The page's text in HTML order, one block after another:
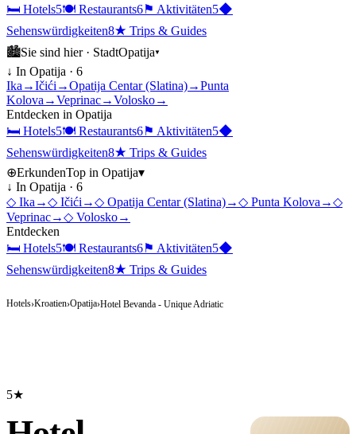
🛏 Hotels5🍽 Restaurants6⚑ Aktivitäten5◆
Sehenswürdigkeiten8★ Trips & Guides
🏙Sie sind hier · StadtOpatija▾
↓ In Opatija · 6
Ika →Ičići →Opatija Centar (Slatina)→Punta
Kolova →Veprinac→Volosko→
Entdecken in Opatija
🛏 Hotels5🍽 Restaurants6⚑ Aktivitäten5◆
Sehenswürdigkeiten8★ Trips & Guides
⊕ErkundenTop in Opatija▾
↓ In Opatija · 6
◇ Ika →◇ Ičići →◇ Opatija Centar (Slatina)→◇ Punta Kolova →◇
Veprinac→◇ Volosko→
Entdecken
🛏 Hotels5🍽 Restaurants6⚑ Aktivitäten5◆
Sehenswürdigkeiten8★ Trips & Guides
Hotels›Kroatien›Opatija›Hotel Bevanda - Unique Adriatic
5★